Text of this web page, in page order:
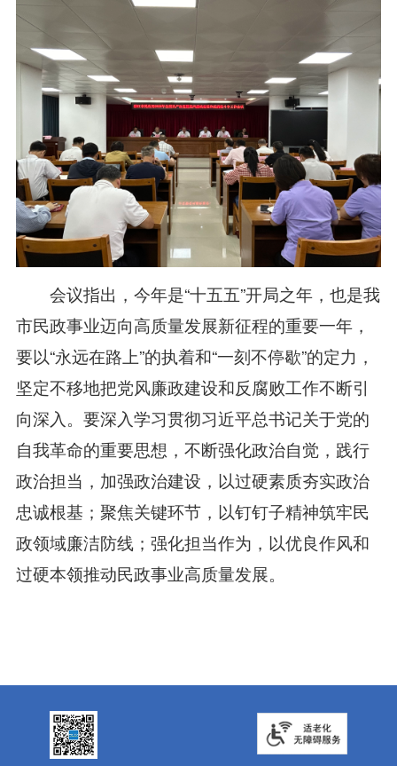
会议指出，今年是“十五五”开局之年，也是我
市民政事业迈向高质量发展新征程的重要一年，
要以“永远在路上”的执着和“一刻不停歇”的定力，
坚定不移地把党风廉政建设和反腐败工作不断引
向深入。要深入学习贯彻习近平总书记关于党的
自我革命的重要思想，不断强化政治自觉，践行
政治担当，加强政治建设，以过硬素质夯实政治
忠诚根基；聚焦关键环节，以钉钉子精神筑牢民
政领域廉洁防线；强化担当作为，以优良作风和
过硬本领推动民政事业高质量发展。